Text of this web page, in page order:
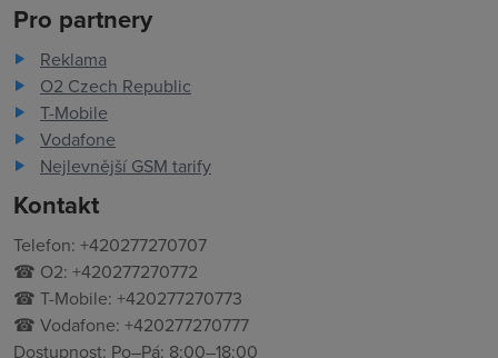
Pro partnery
Reklama
O2 Czech Republic
T-Mobile
Vodafone
Nejlevnější GSM tarify
Kontakt
Telefon: +420277270707
☎ O2: +420277270772
☎ T-Mobile: +420277270773
☎ Vodafone: +420277270777
Dostupnost: Po–Pá: 8:00–18:00